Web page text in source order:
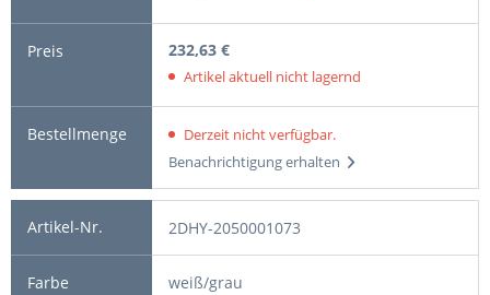
232,63 €
Artikel aktuell nicht lagernd
Derzeit nicht verfügbar.
Benachrichtigung erhalten
2DHY-2050001073
weiß/grau